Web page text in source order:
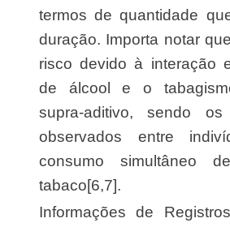
termos de quantidade
duração. Importa notar
risco devido à interação
de álcool e o
supra-aditivo, sendo
observados entre
consumo simultâneo
tabaco[6,7].
Informações de Registros de Câncer de